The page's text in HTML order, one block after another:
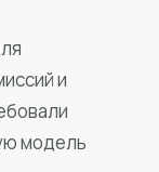
и
модель